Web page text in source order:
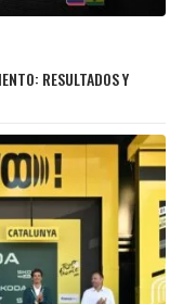
RESULTADOS Y